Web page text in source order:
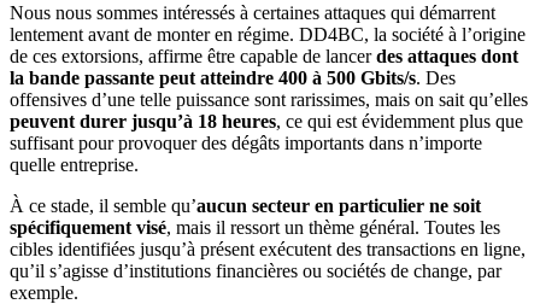
Nous nous sommes intéressés à certaines attaques qui démarrent
lentement avant de monter en régime. DD4BC, la société à l’origine
de ces extorsions, affirme être capable de lancerdes attaques dont
la bande passante peut atteindre 400 à 500 Gbits/s. Des
offensives d’une telle puissance sont rarissimes, mais on sait qu’elles
peuvent durer jusqu’à 18 heures, ce qui est évidemment plus que
suffisant pour provoquer des dégâts importants dans n’importe
quelle entreprise.
À ce stade, il semble qu’aucun secteur en particulier ne soit
spécifiquement visé, mais il ressort un thème général. Toutes les
cibles identifiées jusqu’à présent exécutent des transactions en ligne,
qu’il s’agisse d’institutions financières ou sociétés de change, par
exemple.